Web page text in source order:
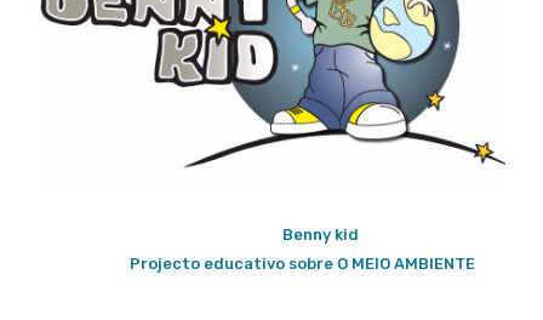
Benny kid
Projecto educativo sobre O MEIO AMBIENTE